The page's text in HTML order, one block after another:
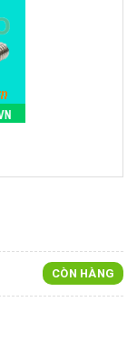
CÒN HÀNG